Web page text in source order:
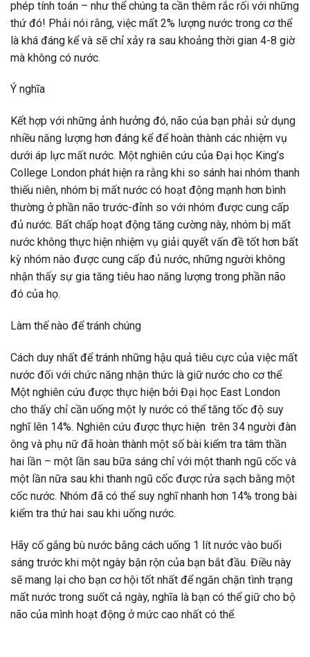
phép tính toán – như thể chúng ta cần thêm rắc rối với những
thứ đó! Phải nói rằng, việc mất 2% lượng nước trong cơ thể
là khá đáng kể và sẽ chỉ xảy ra sau khoảng thời gian 4-8 giờ
mà không có nước.
Ý nghĩa
Kết hợp với những ảnh hưởng đó, não của bạn phải sử dụng
nhiều năng lượng hơn đáng kể để hoàn thành các nhiệm vụ
dưới áp lực mất nước. Một nghiên cứu của Đại học King’s
College London phát hiện ra rằng khi so sánh hai nhóm thanh
thiếu niên, nhóm bị mất nước có hoạt động mạnh hơn bình
thường ở phần não trước-đỉnh so với nhóm được cung cấp
đủ nước. Bất chấp hoạt động tăng cường này, nhóm bị mất
nước không thực hiện nhiệm vụ giải quyết vấn đề tốt hơn bất
kỳ nhóm nào được cung cấp đủ nước, những người không
nhận thấy sự gia tăng tiêu hao năng lượng trong phần não
đó của họ.
Làm thế nào để tránh chúng
Cách duy nhất để tránh những hậu quả tiêu cực của việc mất
nước đối với chức năng nhận thức là giữ nước cho cơ thể.
Một nghiên cứu được thực hiện bởi Đại học East London
cho thấy chỉ cần uống một ly nước có thể tăng tốc độ suy
nghĩ lên 14%. Nghiên cứu được thực hiện trên 34 người đàn
ông và phụ nữ đã hoàn thành một số bài kiểm tra tâm thần
hai lần – một lần sau bữa sáng chỉ với một thanh ngũ cốc và
một lần nữa sau khi thanh ngũ cốc được rửa sạch bằng một
cốc nước. Nhóm đã có thể suy nghĩ nhanh hơn 14% trong bài
kiểm tra thứ hai sau khi uống nước.
Hãy cố gắng bù nước bằng cách uống 1 lít nước vào buổi
sáng trước khi một ngày bận rộn của bạn bắt đầu. Điều này
sẽ mang lại cho bạn cơ hội tốt nhất để ngăn chặn tình trạng
mất nước trong suốt cả ngày, nghĩa là bạn có thể giữ cho bộ
não của mình hoạt động ở mức cao nhất có thể.